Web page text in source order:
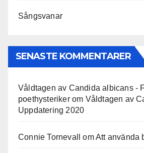
Sångsvanar
SENASTE KOMMENTARER
Våldtagen av Candida albicans -
poethysterikerom Våldtagen av
Uppdatering 2020
Connie Tornevall omAtt använda